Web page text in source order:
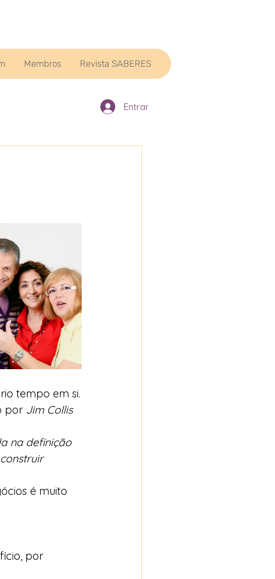
Membros Revista SABERES
Entrar
tempo em si.
por Jim Collis
na definição
construir
é muito
por